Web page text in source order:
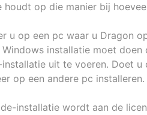
houdt op die manier bij hoe
u op een pc waar u Dragon
Windows installatie moet
installatie uit te voeren. Doet
op een andere pc installeren.
installatie wordt aan de